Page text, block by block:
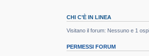
CHI C’È IN LINEA
Visitano il forum: Nessuno e 1
PERMESSI FORUM